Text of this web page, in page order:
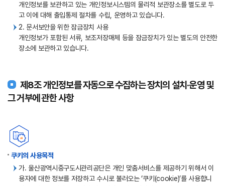
개인정보를 보관하고 있는 개인정보시스템의 물리적 보관장소를 별도로 두
고 이에 대해 출입통제 절차를 수립, 운영하고 있습니다.
2. 문서보안을 위한 잠금장치 사용
개인정보가 포함된 서류, 보조저장매체 등을 잠금장치가 있는 별도의 안전한
장소에 보관하고 있습니다.
제8조 개인정보를 자동으로 수집하는 장치의 설치·운영 및
그 거부에 관한 사항
쿠키의 사용목적
가. 울산광역시중구도시관리공단은 개인 맞춤서비스를 제공하기 위해서 이
용자에 대한 정보를 저장하고 수시로 불러오는 ‘쿠키(cookie)’를 사용합니